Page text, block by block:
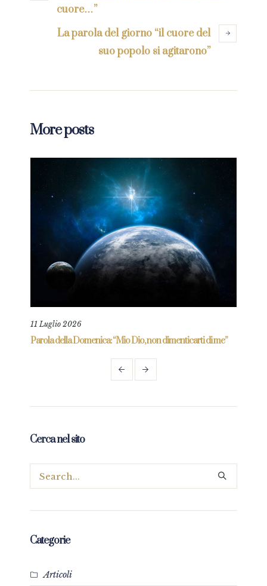
cuore…”
La parola del giorno “il cuore del
suo popolo si agitarono”
More posts
11 Luglio 2026
Parola della Domenica: “Mio Dio, non dimenticarti di me”
Cerca nel sito
Categorie
Articoli